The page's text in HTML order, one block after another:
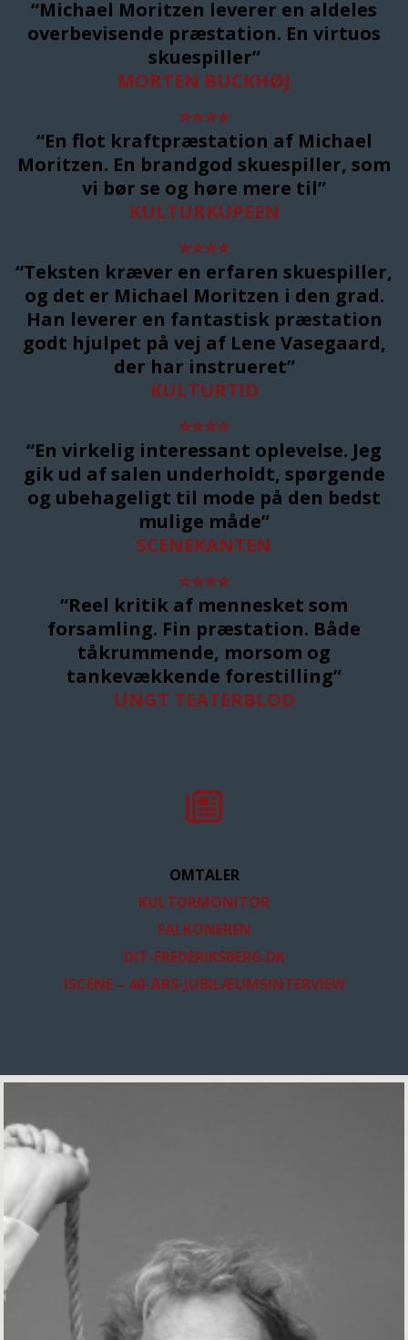
“Michael Moritzen leverer en aldeles
overbevisende præstation. En virtuos
skuespiller”
MORTEN BUCKHØJ
⭐⭐⭐⭐
“En flot kraftpræstation af Michael
Moritzen. En brandgod skuespiller, som
vi bør se og høre mere til”
KULTURKUPEEN
⭐⭐⭐⭐
“Teksten kræver en erfaren skuespiller,
og det er Michael Moritzen i den grad.
Han leverer en fantastisk præstation
godt hjulpet på vej af Lene Vasegaard,
der har instrueret”
KULTURTID
⭐⭐⭐⭐
“En virkelig interessant oplevelse. Jeg
gik ud af salen underholdt, spørgende
og ubehageligt til mode på den bedst
mulige måde”
SCENEKANTEN
⭐⭐⭐⭐
“Reel kritik af mennesket som
forsamling. Fin præstation. Både
tåkrummende, morsom og
tankevækkende forestilling”
UNGT TEATERBLOD
OMTALER
KULTURMONITOR
FALKONEREN
DIT-FREDERIKSBERG.DK
ISCENE – 40-ÅRS-JUBILÆUMSINTERVIEW